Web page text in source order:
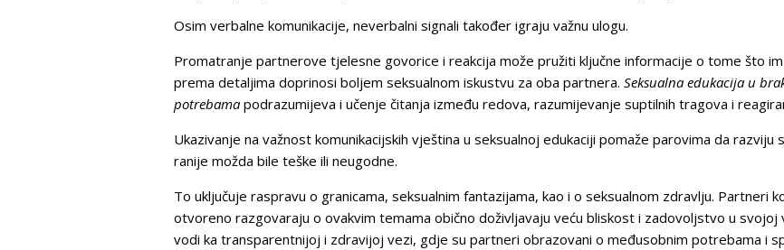
Osim verbalne komunikacije, neverbalni signali također igraju važnu ulogu.
Promatranje partnerove tjelesne govorice i reakcija može pružiti ključne informacije o tome što
prema detaljima doprinosi boljem seksualnom iskustvu za oba partnera. Seksualna edukacija u
potrebama podrazumijeva i učenje čitanja između redova, razumijevanje suptilnih tragova i
Ukazivanje na važnost komunikacijskih vještina u seksualnoj edukaciji pomaže parovima da
ranije možda bile teške ili neugodne.
To uključuje raspravu o granicama, seksualnim fantazijama, kao i o seksualnom zdravlju. Partneri
otvoreno razgovaraju o ovakvim temama obično doživljavaju veću bliskost i zadovoljstvo u svojoj
vodi ka transparentnijoj i zdravijoj vezi, gdje su partneri obrazovani o međusobnim potrebama i